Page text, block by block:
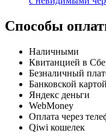
Способы
Наличными
Квитанцией в
Безналичный
Банковской
Яндекс деньги
WebMoney
Оплата через
Qiwi кошелек